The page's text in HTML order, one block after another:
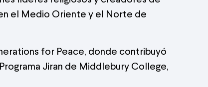
el Medio Oriente y el Norte de
for Peace, donde contribuyó
Jiran de Middlebury College,